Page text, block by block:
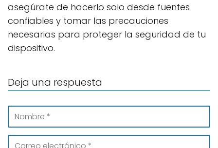
asegúrate de hacerlo solo desde fuentes
confiables y tomar las precauciones
necesarias para proteger la seguridad de tu
dispositivo.
Deja una respuesta